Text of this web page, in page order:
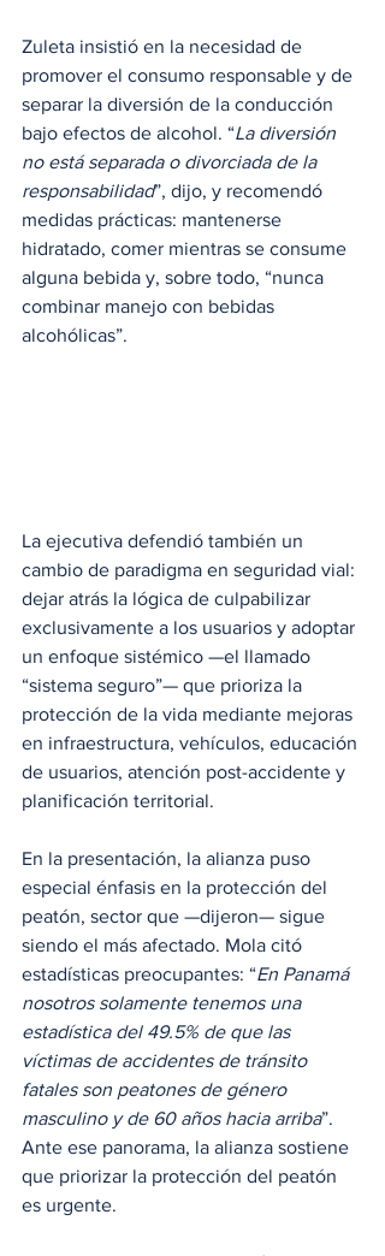
Zuleta insistió en la necesidad de
promover el consumo responsable y de
separar la diversión de la conducción
bajo efectos de alcohol. “La diversión
no está separada o divorciada de la
responsabilidad”, dijo, y recomendó
medidas prácticas: mantenerse
hidratado, comer mientras se consume
alguna bebida y, sobre todo, “nunca
combinar manejo con bebidas
alcohólicas”.
La ejecutiva defendió también un
cambio de paradigma en seguridad vial:
dejar atrás la lógica de culpabilizar
exclusivamente a los usuarios y adoptar
un enfoque sistémico —el llamado
“sistema seguro”— que prioriza la
protección de la vida mediante mejoras
en infraestructura, vehículos, educación
de usuarios, atención post-accidente y
planificación territorial.
En la presentación, la alianza puso
especial énfasis en la protección del
peatón, sector que —dijeron— sigue
siendo el más afectado. Mola citó
estadísticas preocupantes: “En Panamá
nosotros solamente tenemos una
estadística del 49.5% de que las
víctimas de accidentes de tránsito
fatales son peatones de género
masculino y de 60 años hacia arriba”.
Ante ese panorama, la alianza sostiene
que priorizar la protección del peatón
es urgente.